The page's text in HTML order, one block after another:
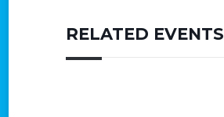
RELATED EVENTS